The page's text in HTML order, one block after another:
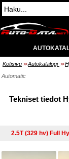
Kotisivu >> Autokatalogi >>
Automatic
Tekniset tiedot